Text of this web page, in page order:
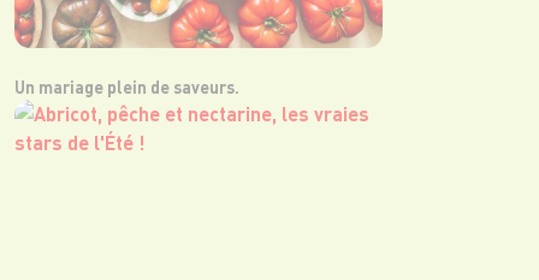
Un mariage plein de saveurs.